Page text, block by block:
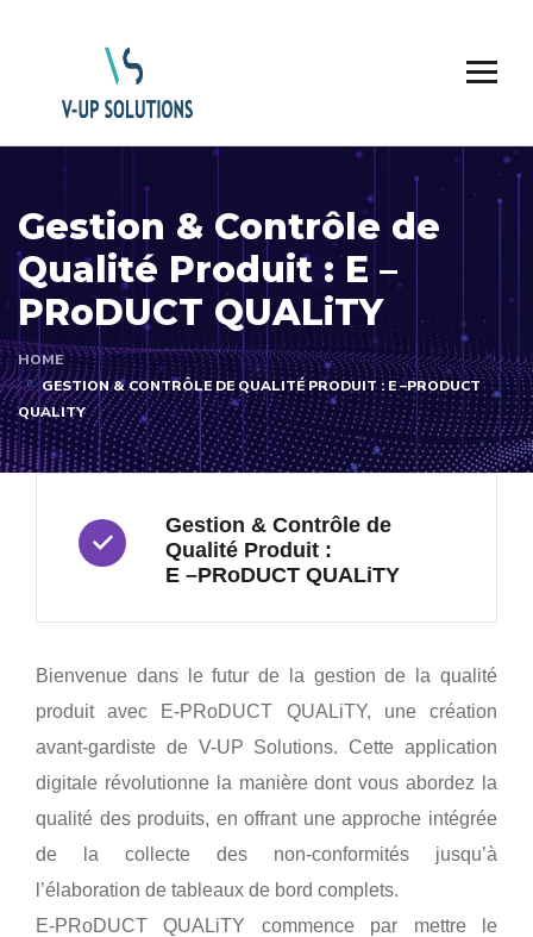
Gestion & Contrôle de
Qualité Produit : E –
PRoDUCT QUALiTY
HOME
GESTION & CONTRÔLE DE QUALITÉ PRODUIT : E –PRODUCT
QUALITY
Gestion & Contrôle de
Qualité Produit :
E –PRoDUCT QUALiTY
Bienvenue dans le futur de la gestion de la qualité
produit avec E-PRoDUCT QUALiTY, une création
avant-gardiste de V-UP Solutions. Cette application
digitale révolutionne la manière dont vous abordez la
qualité des produits, en offrant une approche intégrée
de la collecte des non-conformités jusqu’à
l’élaboration de tableaux de bord complets.
E-PRoDUCT QUALiTY commence par mettre le